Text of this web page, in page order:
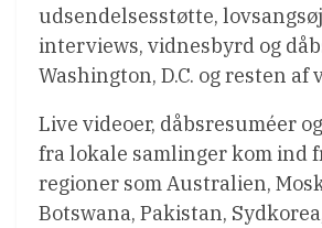
udsendelsesstøtte,
interviews, vidnesbyrd og
Washington, D.C. og resten af
Live videoer, dåbsresuméer
fra lokale samlinger kom ind
regioner som Australien,
Botswana, Pakistan,